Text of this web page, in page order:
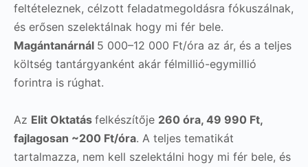
feltételeznek, célzott feladatmegoldásra fókuszálnak,
és erősen szelektálnak hogy mi fér bele.
Magántanárnál 5 000–12 000 Ft/óra az ár, és a teljes
költség tantárgyanként akár félmillió-egymillió
forintra is rúghat.
Az Elit Oktatás felkészítője 260 óra, 49 990 Ft,
fajlagosan ~200 Ft/óra. A teljes tematikát
tartalmazza, nem kell szelektálni hogy mi fér bele, és